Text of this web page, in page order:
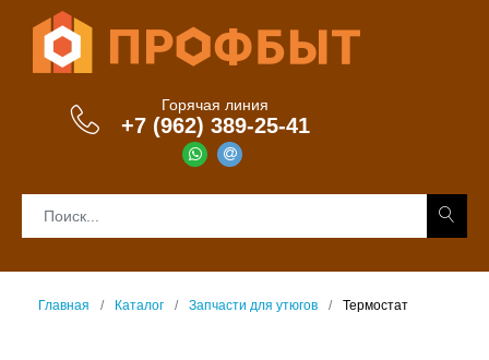
Горячая линия
+7 (962) 389-25-41
Главная Каталог Запчасти для утюгов Термостат